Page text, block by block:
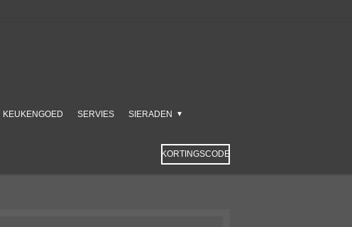
KEUKENGOED SERVIES SIERADEN
KORTINGSCODE